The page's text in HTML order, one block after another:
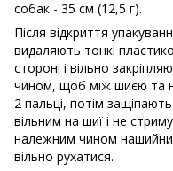
собак - 35 см (12,5 г).
Після відкриття
видаляють тонкі
стороні і вільно
чином, щоб між шиєю та
2 пальці, потім
вільним на шиї і не
належним чином
вільно рухатися.